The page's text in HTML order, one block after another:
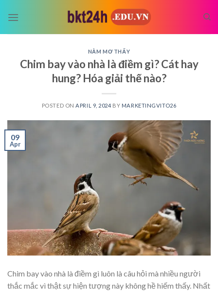
NẰM MƠ THẤY
Chim bay vào nhà là điềm gì? Cát hay
hung? Hóa giải thế nào?
POSTED ON APRIL 9, 2024 BY MARKETINGVITO26
09
Apr
Chim bay vào nhà là điềm gì luôn là câu hỏi mà nhiều người
thắc mắc vì thật sự hiện tượng này không hề hiếm thấy. Nhất